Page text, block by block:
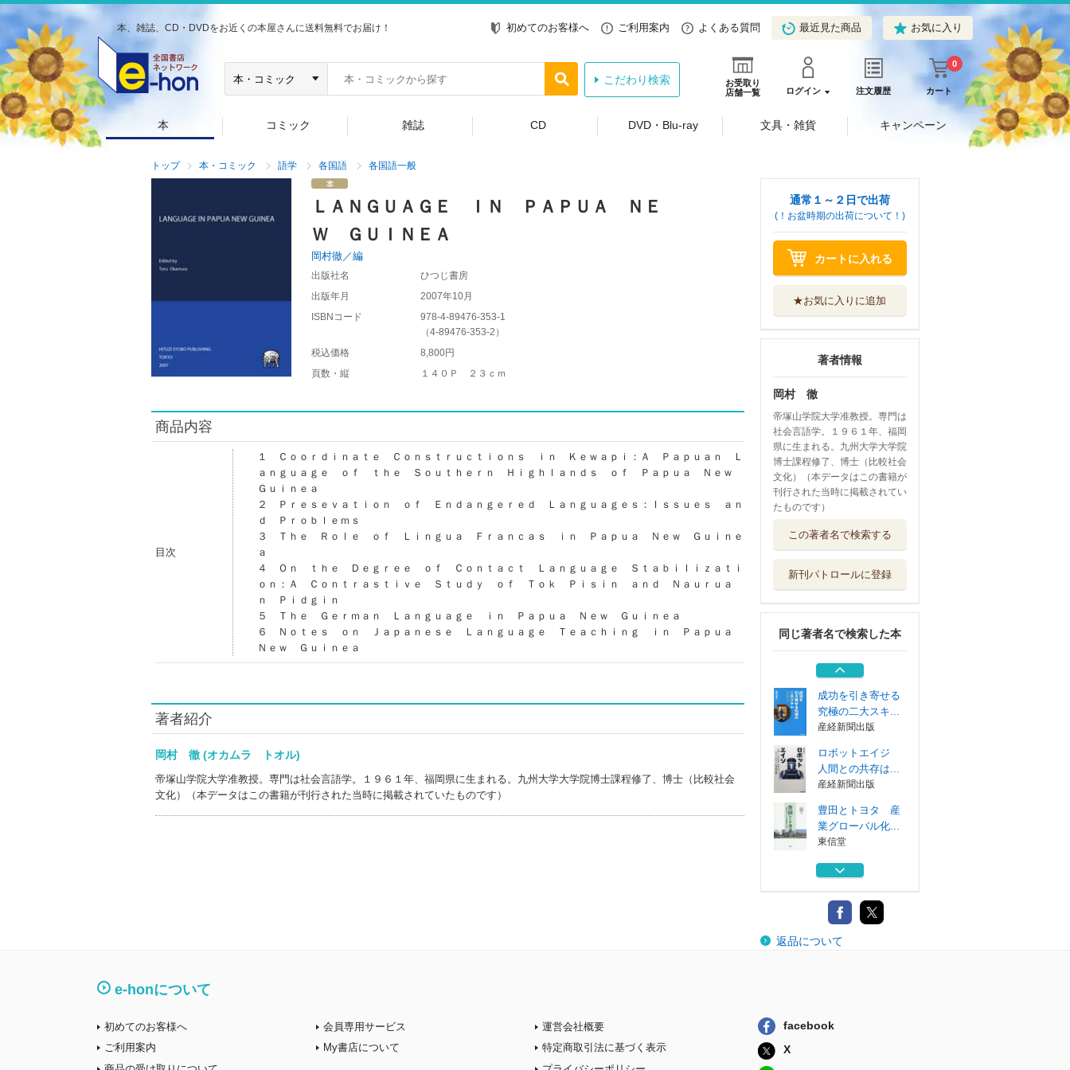
本、雑誌、CD・DVDをお近くの本屋さんに送料無料でお届け！ 初めてのお客様へ ご利用案内 よくある質問 最近見た商品 お気に入り
お受取り
店舗一覧
ログイン 注文履歴 カート
0
こだわり検索
本 コミック 雑誌 CD DVD・Blu-ray 文具・雑貨 キャンペーン
トップ 本・コミック 語学 各国語 各国語一般
ＬＡＮＧＵＡＧＥ ＩＮ ＰＡＰＵＡ ＮＥ
Ｗ ＧＵＩＮＥＡ
岡村徹／編
出版社名
ひつじ書房
出版年月
2007年10月
ISBNコード
978-4-89476-353-1
（4-89476-353-2 ）
税込価格
8,800円
頁数・縦
１４０Ｐ ２３ｃｍ
商品内容
目次
１ Ｃｏｏｒｄｉｎａｔｅ Ｃｏｎｓｔｒｕｃｔｉｏｎｓ ｉｎ Ｋｅｗａｐｉ：Ａ Ｐａｐｕａｎ Ｌ
ａｎｇｕａｇｅ ｏｆ ｔｈｅ Ｓｏｕｔｈｅｒｎ Ｈｉｇｈｌａｎｄｓ ｏｆ Ｐａｐｕａ Ｎｅｗ
Ｇｕｉｎｅａ
２ Ｐｒｅｓｅｖａｔｉｏｎ ｏｆ Ｅｎｄａｎｇｅｒｅｄ Ｌａｎｇｕａｇｅｓ：Ｉｓｓｕｅｓ ａｎ
ｄ Ｐｒｏｂｌｅｍｓ
３ Ｔｈｅ Ｒｏｌｅ ｏｆ Ｌｉｎｇｕａ Ｆｒａｎｃａｓ ｉｎ Ｐａｐｕａ Ｎｅｗ Ｇｕｉｎｅ
ａ
４ Ｏｎ ｔｈｅ Ｄｅｇｒｅｅ ｏｆ Ｃｏｎｔａｃｔ Ｌａｎｇｕａｇｅ Ｓｔａｂｉｌｉｚａｔｉ
ｏｎ：Ａ Ｃｏｎｔｒａｓｔｉｖｅ Ｓｔｕｄｙ ｏｆ Ｔｏｋ Ｐｉｓｉｎ ａｎｄ Ｎａｕｒｕａ
ｎ Ｐｉｄｇｉｎ
５ Ｔｈｅ Ｇｅｒｍａｎ Ｌａｎｇｕａｇｅ ｉｎ Ｐａｐｕａ Ｎｅｗ Ｇｕｉｎｅａ
６ Ｎｏｔｅｓ ｏｎ Ｊａｐａｎｅｓｅ Ｌａｎｇｕａｇｅ Ｔｅａｃｈｉｎｇ ｉｎ Ｐａｐｕａ
Ｎｅｗ Ｇｕｉｎｅａ
著者紹介
岡村 徹 (オカムラ トオル)
帝塚山学院大学准教授。専門は社会言語学。１９６１年、福岡県に生まれる。九州大学大学院博士課程修了、博士（比較社会
文化）（本データはこの書籍が刊行された当時に掲載されていたものです）
通常１～２日で出荷
(！お盆時期の出荷について！)
カートに入れる
★お気に入りに追加
著者情報
岡村 徹
帝塚山学院大学准教授。専門は
社会言語学。１９６１年、福岡
県に生まれる。九州大学大学院
博士課程修了、博士（比較社会
文化）（本データはこの書籍が
刊行された当時に掲載されてい
たものです）
この著者名で検索する
新刊パトロールに登録
同じ著者名で検索した本
人間との共存は...
豊田とトヨタ 産
東信堂
オセアニアの言語
的世界
溪水社
成功を引き寄せる
究極の二大スキ...
産経新聞出版
ロボットエイジ
人間との共存は...
産経新聞出版
豊田とトヨタ 産
業グローバル化...
東信堂
オセアニアの言語
溪水社
成功を引き寄せる
究極の二大スキ...
返品について
e-honについて
初めてのお客様へ
ご利用案内
会員専用サービス
My書店について
運営会社概要
特定商取引法に基づく表示
facebook
X